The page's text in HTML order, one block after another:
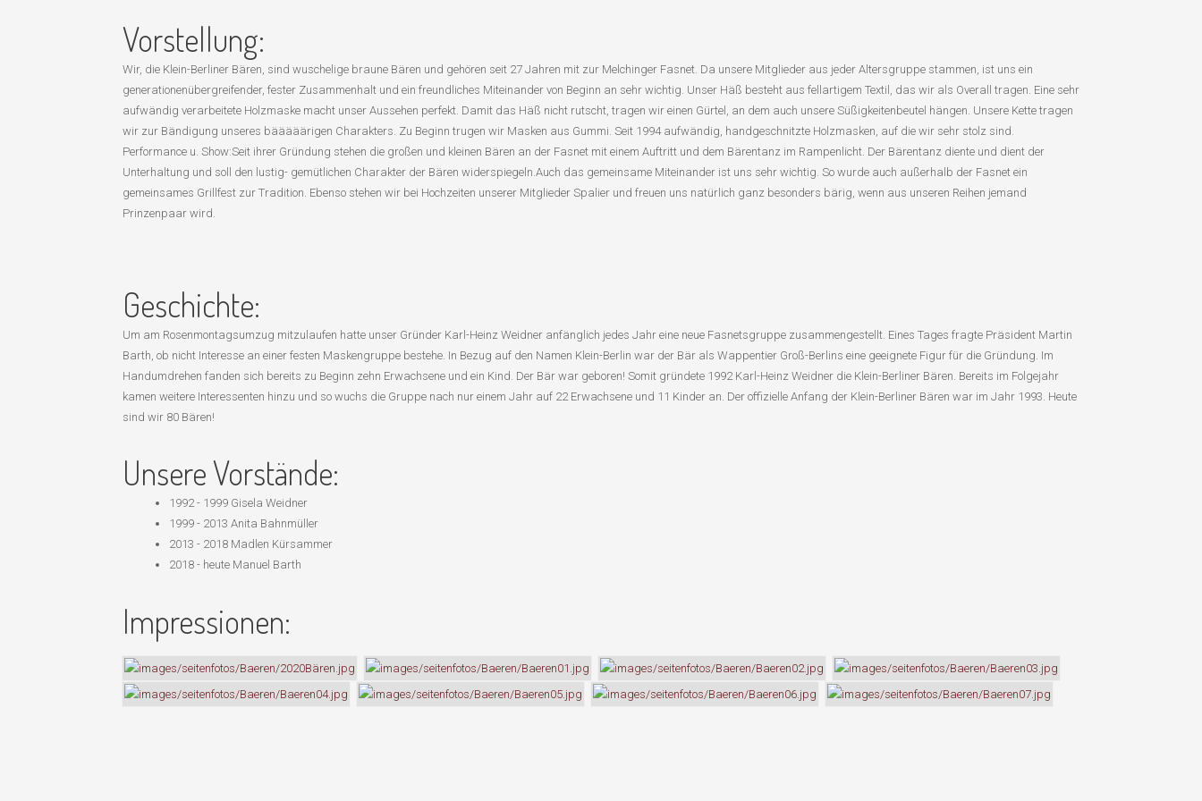
Vorstellung:
Wir, die Klein-Berliner Bären, sind wuschelige braune Bären und gehören seit 27 Jahren mit zur Melchinger Fasnet. Da unsere Mitglieder aus jeder Altersgruppe stammen, ist uns ein
generationenübergreifender, fester Zusammenhalt und ein freundliches Miteinander von Beginn an sehr wichtig. Unser Häß besteht aus fellartigem Textil, das wir als Overall tragen. Eine sehr
aufwändig verarbeitete Holzmaske macht unser Aussehen perfekt. Damit das Häß nicht rutscht, tragen wir einen Gürtel, an dem auch unsere Süßigkeitenbeutel hängen. Unsere Kette tragen
wir zur Bändigung unseres bääääärigen Charakters. Zu Beginn trugen wir Masken aus Gummi. Seit 1994 aufwändig, handgeschnitzte Holzmasken, auf die wir sehr stolz sind.
Performance u. Show:Seit ihrer Gründung stehen die großen und kleinen Bären an der Fasnet mit einem Auftritt und dem Bärentanz im Rampenlicht. Der Bärentanz diente und dient der
Unterhaltung und soll den lustig- gemütlichen Charakter der Bären widerspiegeln.Auch das gemeinsame Miteinander ist uns sehr wichtig. So wurde auch außerhalb der Fasnet ein
gemeinsames Grillfest zur Tradition. Ebenso stehen wir bei Hochzeiten unserer Mitglieder Spalier und freuen uns natürlich ganz besonders bärig, wenn aus unseren Reihen jemand
Prinzenpaar wird.
Geschichte:
Um am Rosenmontagsumzug mitzulaufen hatte unser Gründer Karl-Heinz Weidner anfänglich jedes Jahr eine neue Fasnetsgruppe zusammengestellt. Eines Tages fragte Präsident Martin
Barth, ob nicht Interesse an einer festen Maskengruppe bestehe. In Bezug auf den Namen Klein-Berlin war der Bär als Wappentier Groß-Berlins eine geeignete Figur für die Gründung. Im
Handumdrehen fanden sich bereits zu Beginn zehn Erwachsene und ein Kind. Der Bär war geboren! Somit gründete 1992 Karl-Heinz Weidner die Klein-Berliner Bären. Bereits im Folgejahr
kamen weitere Interessenten hinzu und so wuchs die Gruppe nach nur einem Jahr auf 22 Erwachsene und 11 Kinder an. Der offizielle Anfang der Klein-Berliner Bären war im Jahr 1993. Heute
sind wir 80 Bären!
Unsere Vorstände:
1992 - 1999 Gisela Weidner
1999 - 2013 Anita Bahnmüller
2013 - 2018 Madlen Kürsammer
2018 - heute Manuel Barth
Impressionen: